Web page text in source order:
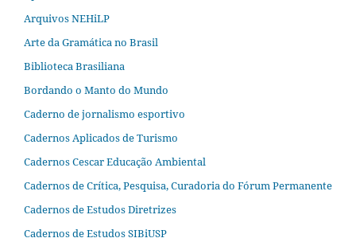
Arquivos NEHiLP
Arte da Gramática no Brasil
Biblioteca Brasiliana
Bordando o Manto do Mundo
Caderno de jornalismo esportivo
Cadernos Aplicados de Turismo
Cadernos Cescar Educação Ambiental
Cadernos de Crítica, Pesquisa, Curadoria do Fórum Permanente
Cadernos de Estudos Diretrizes
Cadernos de Estudos SIBiUSP